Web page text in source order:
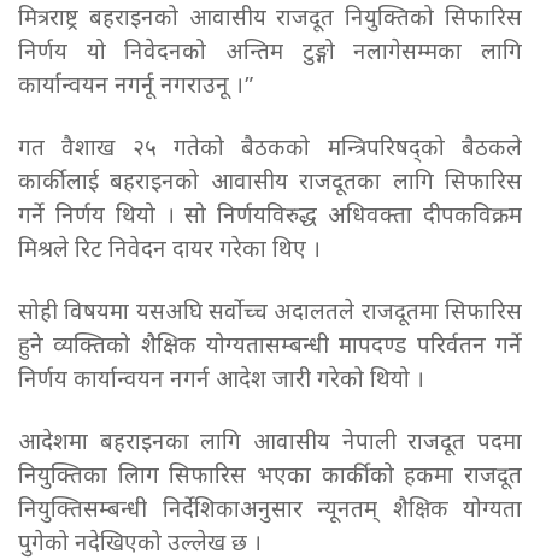
मित्रराष्ट्र बहराइनको आवासीय राजदूत नियुक्तिको सिफारिस
निर्णय यो निवेदनको अन्तिम टुङ्गो नलागेसम्मका लागि
कार्यान्वयन नगर्नू नगराउनू ।”
गत वैशाख २५ गतेको बैठकको मन्त्रिपरिषद्को बैठकले
कार्कीलाई बहराइनको आवासीय राजदूतका लागि सिफारिस
गर्ने निर्णय थियो । सो निर्णयविरुद्ध अधिवक्ता दीपकविक्रम
मिश्रले रिट निवेदन दायर गरेका थिए ।
सोही विषयमा यसअघि सर्वोच्च अदालतले राजदूतमा सिफारिस
हुने व्यक्तिको शैक्षिक योग्यतासम्बन्धी मापदण्ड परिर्वतन गर्ने
निर्णय कार्यान्वयन नगर्न आदेश जारी गरेको थियो ।
आदेशमा बहराइनका लागि आवासीय नेपाली राजदूत पदमा
नियुक्तिका लािग सिफारिस भएका कार्कीको हकमा राजदूत
नियुक्तिसम्बन्धी निर्देशिकाअनुसार न्यूनतम् शैक्षिक योग्यता
पुगेको नदेखिएको उल्लेख छ ।